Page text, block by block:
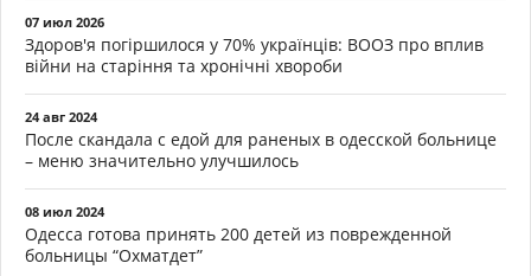
07 июл 2026
Здоров'я погіршилося у 70% українців: ВООЗ про вплив
війни на старіння та хронічні хвороби
24 авг 2024
После скандала с едой для раненых в одесской больнице
– меню значительно улучшилось
08 июл 2024
Одесса готова принять 200 детей из поврежденной
больницы “Охматдет”